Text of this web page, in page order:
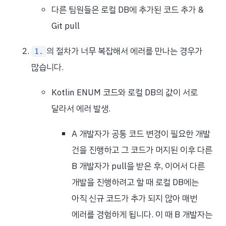
다른 팀원들은 로컬 DB에 추가된 코드 추가 &
Git pull
1. 의 절차가 너무 복잡해서 에러를 만나는 경우가
많습니다.
Kotlin ENUM 코드와 로컬 DB의 값이 서로
달라서 에러 발생.
A 개발자가 공통 코드 변경이 필요한 개발
건을 진행하고 그 코드가 머지된 이후 다른
B 개발자가 pull을 받은 후, 이어서 다른
개발을 진행하려고 할 때 로컬 DB에는
아직 신규 코드가 추가 되지 않아 매번
에러를 경험하게 됩니다. 이 때 B 개발자는